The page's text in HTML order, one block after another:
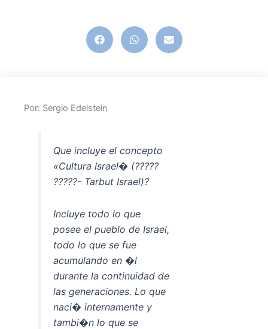
Por: Sergio Edelstein
Que incluye el concepto
«Cultura Israel� (?????
?????- Tarbut Israel)?
Incluye todo lo que
posee el pueblo de Israel,
todo lo que se fue
acumulando en �l
durante la continuidad de
las generaciones. Lo que
naci� internamente y
tambi�n lo que se